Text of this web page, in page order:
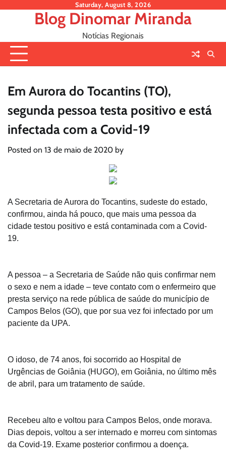
Saturday, August 8, 2026
Blog Dinomar Miranda
Notícias Regionais
Em Aurora do Tocantins (TO),
segunda pessoa testa positivo e está
infectada com a Covid-19
Posted on 13 de maio de 2020 by
A Secretaria de Aurora do Tocantins, sudeste do estado,
confirmou, ainda há pouco, que mais uma pessoa da
cidade testou positivo e está contaminada com a Covid-
19.
A pessoa – a Secretaria de Saúde não quis confirmar nem
o sexo e nem a idade – teve contato com o enfermeiro que
presta serviço na rede pública de saúde do município de
Campos Belos (GO), que por sua vez foi infectado por um
paciente da UPA.
O idoso, de 74 anos, foi socorrido ao Hospital de
Urgências de Goiânia (HUGO), em Goiânia, no último mês
de abril, para um tratamento de saúde.
Recebeu alto e voltou para Campos Belos, onde morava.
Dias depois, voltou a ser internado e morreu com sintomas
da Covid-19. Exame posterior confirmou a doença.